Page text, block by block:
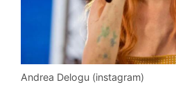
Andrea Delogu (instagram)